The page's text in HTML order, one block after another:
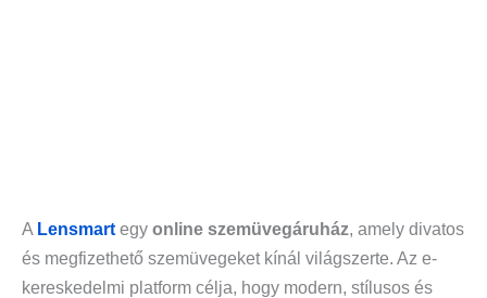
A Lensmart egy online szemüvegáruház, amely divatos
és megfizethető szemüvegeket kínál világszerte. Az e-
kereskedelmi platform célja, hogy modern, stílusos és